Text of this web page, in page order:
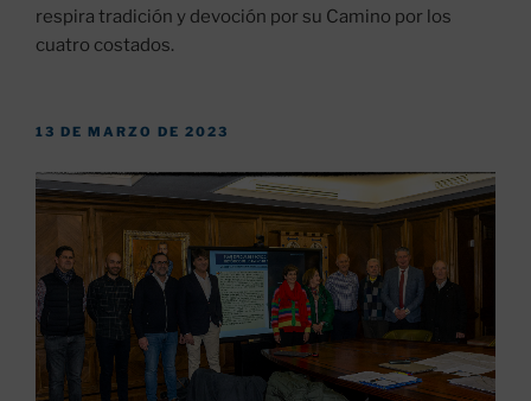
respira tradición y devoción por su Camino por los
cuatro costados.
PUBLICADO
13 DE MARZO DE 2023